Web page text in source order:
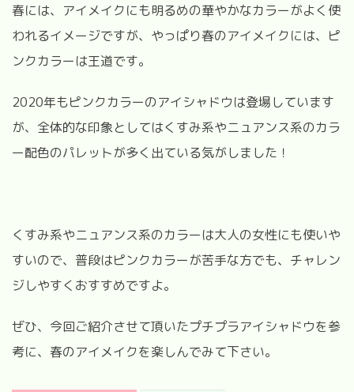
春には、アイメイクにも明るめの華やかなカラーがよく使
われるイメージですが、やっぱり春のアイメイクには、ピ
ンクカラーは王道です。
2020年もピンクカラーのアイシャドウは登場しています
が、全体的な印象としてはくすみ系やニュアンス系のカラ
ー配色のパレットが多く出ている気がしました！
くすみ系やニュアンス系のカラーは大人の女性にも使いや
すいので、普段はピンクカラーが苦手な方でも、チャレン
ジしやすくおすすめですよ。
ぜひ、今回ご紹介させて頂いたプチプラアイシャドウを参
考に、春のアイメイクを楽しんでみて下さい。